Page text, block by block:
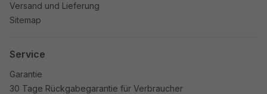
Versand und Lieferung
Sitemap
Service
Garantie
30 Tage Rückgabegarantie für Verbraucher